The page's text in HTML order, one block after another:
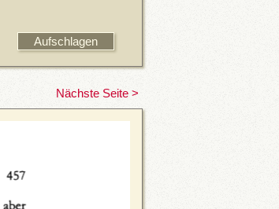
Nächste Seite >